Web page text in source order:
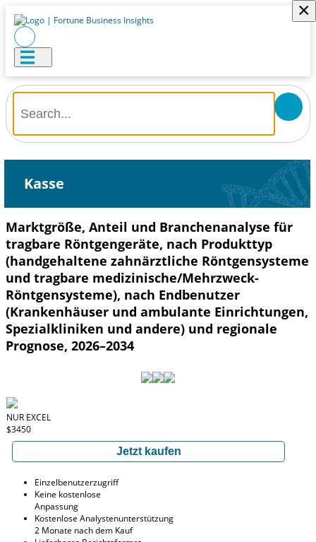
×
Kasse
Marktgröße, Anteil und Branchenanalyse für
tragbare Röntgengeräte, nach Produkttyp
(handgehaltene zahnärztliche Röntgensysteme
und tragbare medizinische/Mehrzweck-
Röntgensysteme), nach Endbenutzer
(Krankenhäuser und ambulante Einrichtungen,
Spezialkliniken und andere) und regionale
Prognose, 2026–2034
NUR EXCEL
$3450
Jetzt kaufen
Einzelbenutzerzugriff
Keine kostenlose
Anpassung
Kostenlose Analystenunterstützung
2 Monate nach dem Kauf